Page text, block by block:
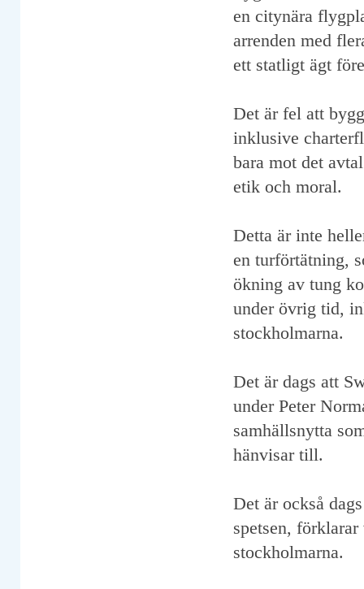
en citynära
arrenden med
ett statligt ägt
Det är fel att
inklusive
bara mot det
etik och moral.
Detta är inte
en turförtätning,
ökning av tung
under övrig tid,
stockholmarna.
Det är dags att
under Peter
samhällsnytta
hänvisar till.
Det är också
spetsen,
stockholmarna.